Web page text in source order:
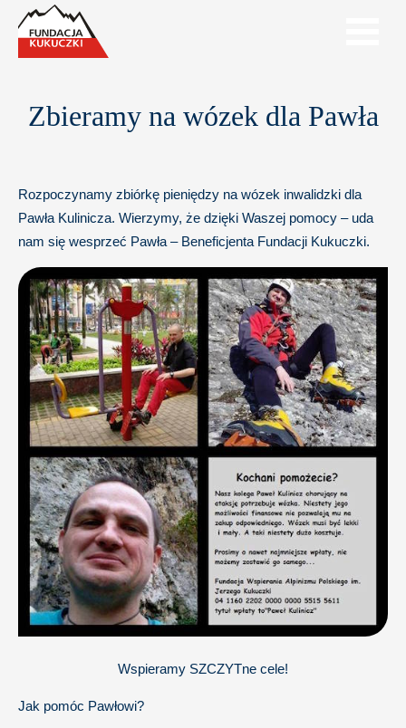
Zbieramy na wózek dla Pawła
Rozpoczynamy zbiórkę pieniędzy na wózek inwalidzki dla
Pawła Kulinicza. Wierzymy, że dzięki Waszej pomocy – uda
nam się wesprzeć Pawła – Beneficjenta Fundacji Kukuczki.
Wspieramy SZCZYTne cele!
Jak pomóc Pawłowi?